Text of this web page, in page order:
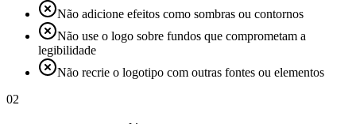
Santos
Não adicione efeitos como sombras ou contornos
Não use o logo sobre fundos que comprometam a
legibilidade
Não recrie o logotipo com outras fontes ou elementos
02